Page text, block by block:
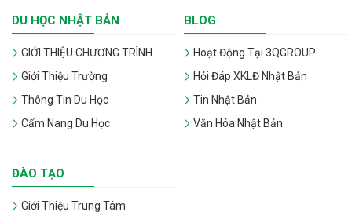
DU HỌC NHẬT BẢN
GIỚI THIỆU CHƯƠNG TRÌNH
Giới Thiệu Trường
Thông Tin Du Học
Cẩm Nang Du Học
BLOG
Hoạt Động Tại 3QGROUP
Hỏi Đáp XKLĐ Nhật Bản
Tin Nhật Bản
Văn Hóa Nhật Bản
ĐÀO TẠO
Giới Thiệu Trung Tâm